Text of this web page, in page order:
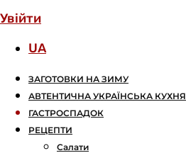
Увійти
UA
ЗАГОТОВКИ НА ЗИМУ
АВТЕНТИЧНА УКРАЇНСЬКА КУХНЯ
ГАСТРОСПАДОК
РЕЦЕПТИ
Салати